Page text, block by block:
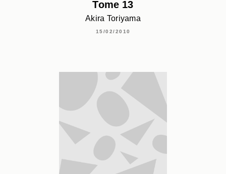
Tome 13
Akira Toriyama
15/02/2010